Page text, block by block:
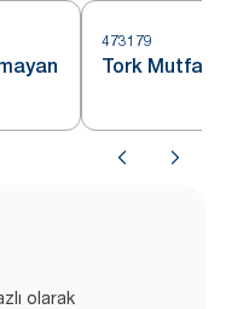
473179
Tork Mutfak
olarak